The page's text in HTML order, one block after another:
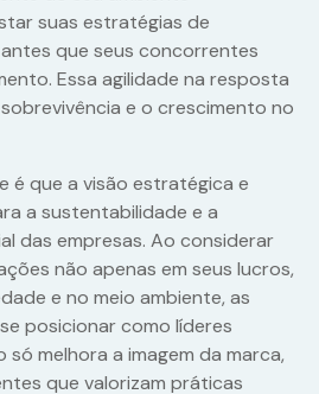
suas estratégias de
que seus concorrentes
Essa agilidade na resposta
e o crescimento no
é que a visão estratégica e
a sustentabilidade e a
das empresas. Ao considerar
não apenas em seus lucros,
e no meio ambiente, as
posicionar como líderes
só melhora a imagem da marca,
que valorizam práticas